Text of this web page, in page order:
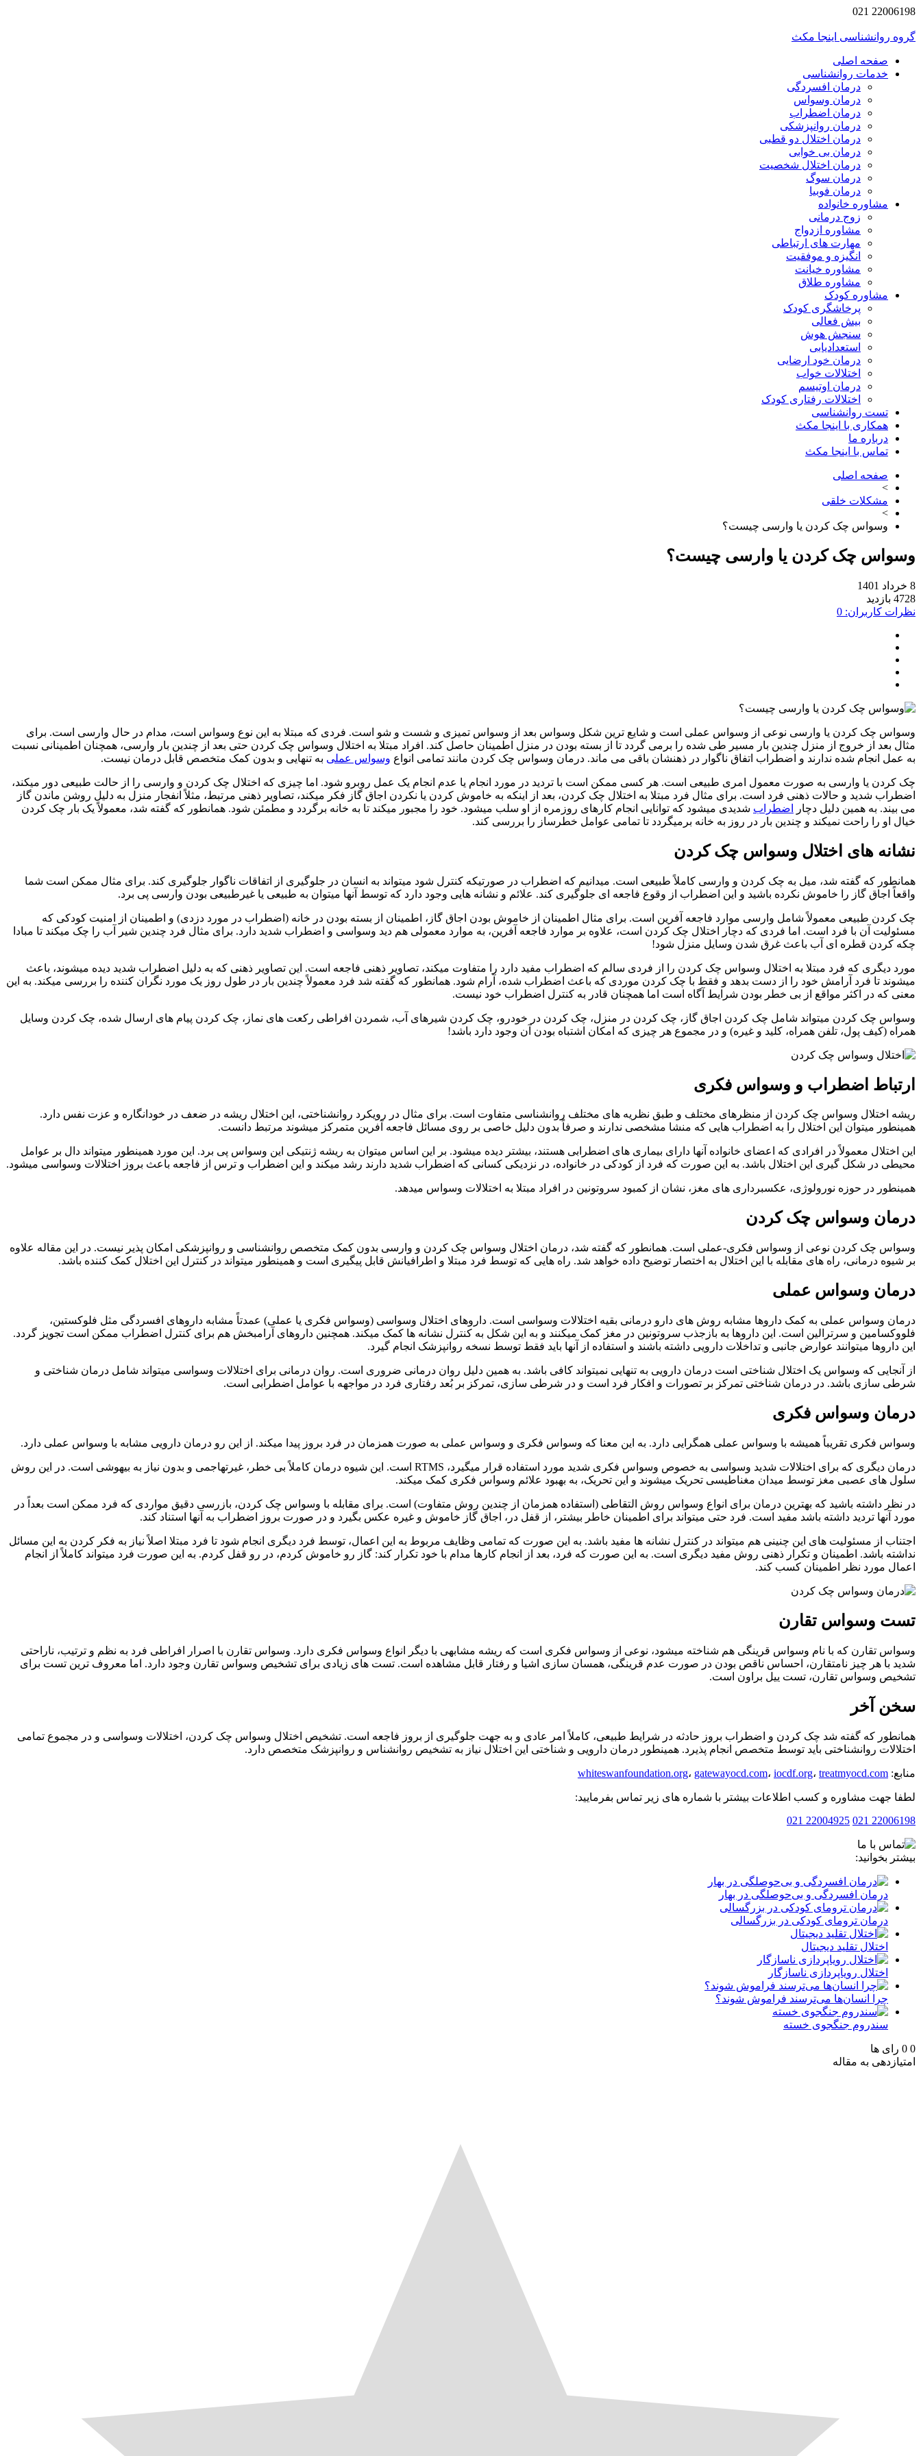
22006198 021
گروه روانشناسی اینجا مکث
صفحه اصلی
خدمات روانشناسی
درمان افسردگی
درمان وسواس
درمان اضطراب
درمان روانپزشکی
درمان اختلال دو قطبی
درمان بی خوابی
درمان اختلال شخصیت
درمان سوگ
درمان فوبیا
مشاوره خانواده
زوج درمانی
مشاوره ازدواج
مهارت های ارتباطی
انگیزه و موفقیت
مشاوره خیانت
مشاوره طلاق
مشاوره کودک
پرخاشگری کودک
بیش فعالی
سنجش هوش
استعدادیابی
درمان خود ارضایی
اختلالات خواب
درمان اوتیسم
اختلالات رفتاری کودک
تست روانشناسی
همکاری با اینجا مکث
درباره ما
تماس با اینجا مکث
صفحه اصلی
>
مشکلات خلقی
>
وسواس چک کردن یا وارسی چیست؟
وسواس چک کردن یا وارسی چیست؟
8 خرداد 1401
4728 بازدید
نظرات کاربران: 0
وسواس چک کردن یا وارسی نوعی از وسواس عملی است و شایع ترین شکل وسواس بعد از وسواس تمیزی و شست و شو است. فردی که مبتلا به این نوع وسواس است، مدام در حال وارسی است. برای
مثال بعد از خروج از منزل چندین بار مسیر طی شده را برمی گردد تا از بسته بودن در منزل اطمینان حاصل کند. افراد مبتلا به اختلال وسواس چک کردن حتی بعد از چندین بار وارسی، همچنان اطمینانی نسبت
به عمل انجام شده ندارند و اضطراب اتفاق ناگوار در ذهنشان باقی می ماند. درمان وسواس چک کردن مانند تمامی انواع وسواس عملی به تنهایی و بدون کمک متخصص قابل درمان نیست.
چک کردن یا وارسی به صورت معمول امری طبیعی است. هر کسی ممکن است با تردید در مورد انجام یا عدم انجام یک عمل روبرو شود. اما چیزی که اختلال چک کردن و وارسی را از حالت طبیعی دور میکند،
اضطراب شدید و حالات ذهنی فرد است. برای مثال فرد مبتلا به اختلال چک کردن، بعد از اینکه به خاموش کردن یا نکردن اجاق گاز فکر میکند، تصاویر ذهنی مرتبط، مثلاً انفجار منزل به دلیل روشن ماندن گاز
می بیند. به همین دلیل دچار
اضطراب شدیدی میشود که توانایی انجام کارهای روزمره از او سلب میشود. خود را مجبور میکند تا به خانه برگردد و مطمئن شود. همانطور که گفته شد، معمولاً یک بار چک کردن
خیال او را راحت نمیکند و چندین بار در روز به خانه برمیگردد تا تمامی عوامل خطرساز را بررسی کند.
نشانه های اختلال وسواس چک کردن
همانطور که گفته شد، میل به چک کردن و وارسی کاملاً طبیعی است. میدانیم که اضطراب در صورتیکه کنترل شود میتواند به انسان در جلوگیری از اتفاقات ناگوار جلوگیری کند. برای مثال ممکن است شما
واقعاً اجاق گاز را خاموش نکرده باشید و این اضطراب از وقوع فاجعه ای جلوگیری کند. علائم و نشانه هایی وجود دارد که توسط آنها میتوان به طبیعی یا غیرطبیعی بودن وارسی پی برد.
چک کردن طبیعی معمولاً شامل وارسی موارد فاجعه آفرین است. برای مثال اطمینان از خاموش بودن اجاق گاز، اطمینان از بسته بودن در خانه (اضطراب در مورد دزدی) و اطمینان از امنیت کودکی که
مسئولیت آن با فرد است. اما فردی که دچار اختلال چک کردن است، علاوه بر موارد فاجعه آفرین، به موارد معمولی هم دید وسواسی و اضطراب شدید دارد. برای مثال فرد چندین شیر آب را چک میکند تا مبادا
چکه کردن قطره ای آب باعث غرق شدن وسایل منزل شود!
مورد دیگری که فرد مبتلا به اختلال وسواس چک کردن را از فردی سالم که اضطراب مفید دارد را متفاوت میکند، تصاویر ذهنی فاجعه است. این تصاویر ذهنی که به دلیل اضطراب شدید دیده میشوند، باعث
میشوند تا فرد آرامش خود را از دست بدهد و فقط با چک کردن موردی که باعث اضطراب شده، آرام شود. همانطور که گفته شد فرد معمولاً چندین بار در طول روز یک مورد نگران کننده را بررسی میکند. به این
معنی که در اکثر مواقع از بی خطر بودن شرایط آگاه است اما همچنان قادر به کنترل اضطراب خود نیست.
وسواس چک کردن میتواند شامل چک کردن اجاق گاز، چک کردن در منزل، چک کردن در خودرو، چک کردن شیرهای آب، شمردن افراطی رکعت های نماز، چک کردن پیام های ارسال شده، چک کردن وسایل
همراه (کیف پول، تلفن همراه، کلید و غیره) و در مجموع هر چیزی که امکان اشتباه بودن آن وجود دارد باشد!
ارتباط اضطراب و وسواس فکری
ریشه اختلال وسواس چک کردن از منظرهای مختلف و طبق نظریه های مختلف روانشناسی متفاوت است. برای مثال در رویکرد روانشناختی، این اختلال ریشه در ضعف در خودانگاره و عزت نفس دارد.
همینطور میتوان این اختلال را به اضطراب هایی که منشا مشخصی ندارند و صرفاً بدون دلیل خاصی بر روی مسائل فاجعه آفرین متمرکز میشوند مرتبط دانست.
این اختلال معمولاً در افرادی که اعضای خانواده آنها دارای بیماری های اضطرابی هستند، بیشتر دیده میشود. بر این اساس میتوان به ریشه ژنتیکی این وسواس پی برد. این مورد همینطور میتواند دال بر عوامل
محیطی در شکل گیری این اختلال باشد. به این صورت که فرد از کودکی در خانواده، در نزدیکی کسانی که اضطراب شدید دارند رشد میکند و این اضطراب و ترس از فاجعه باعث بروز اختلالات وسواسی میشود.
همینطور در حوزه نورولوژی، عکسبرداری های مغز، نشان از کمبود سروتونین در افراد مبتلا به اختلالات وسواس میدهد.
درمان وسواس چک کردن
وسواس چک کردن نوعی از وسواس فکری-عملی است. همانطور که گفته شد، درمان اختلال وسواس چک کردن و وارسی بدون کمک متخصص روانشناسی و روانپزشکی امکان پذیر نیست. در این مقاله علاوه
بر شیوه درمانی، راه های مقابله با این اختلال به اختصار توضیح داده خواهد شد. راه هایی که توسط فرد مبتلا و اطرافیانش قابل پیگیری است و همینطور میتواند در کنترل این اختلال کمک کننده باشد.
درمان وسواس عملی
درمان وسواس عملی به کمک داروها مشابه روش های دارو درمانی بقیه اختلالات وسواسی است. داروهای اختلال وسواسی (وسواس فکری یا عملی) عمدتاً مشابه داروهای افسردگی مثل فلوکستین،
فلووکسامین و سرترالین است. این داروها به بازجذب سروتونین در مغز کمک میکنند و به این شکل به کنترل نشانه ها کمک میکند. همچنین داروهای آرامبخش هم برای کنترل اضطراب ممکن است تجویز گردد.
این داروها میتوانند عوارض جانبی و تداخلات دارویی داشته باشند و استفاده از آنها باید فقط توسط نسخه روانپزشک انجام گیرد.
از آنجایی که وسواس یک اختلال شناختی است درمان دارویی به تنهایی نمیتواند کافی باشد. به همین دلیل روان درمانی ضروری است. روان درمانی برای اختلالات وسواسی میتواند شامل درمان شناختی و
شرطی سازی باشد. در درمان شناختی تمرکز بر تصورات و افکار فرد است و در شرطی سازی، تمرکز بر بُعد رفتاری فرد در مواجهه با عوامل اضطرابی است.
درمان وسواس فکری
وسواس فکری تقریباً همیشه با وسواس عملی همگرایی دارد. به این معنا که وسواس فکری و وسواس عملی به صورت همزمان در فرد بروز پیدا میکند. از این رو درمان دارویی مشابه با وسواس عملی دارد.
درمان دیگری که برای اختلالات شدید وسواسی به خصوص وسواس فکری شدید مورد استفاده قرار میگیرد، RTMS است. این شیوه درمان کاملاً بی خطر، غیرتهاجمی و بدون نیاز به بیهوشی است. در این روش
سلول های عصبی مغز توسط میدان مغناطیسی تحریک میشوند و این تحریک، به بهبود علائم وسواس فکری کمک میکند.
در نظر داشته باشید که بهترین درمان برای انواع وسواس روش التقاطی (استفاده همزمان از چندین روش متفاوت) است. برای مقابله با وسواس چک کردن، بازرسی دقیق مواردی که فرد ممکن است بعداً در
مورد آنها تردید داشته باشد مفید است. فرد حتی میتواند برای اطمینان خاطر بیشتر، از قفل در، اجاق گاز خاموش و غیره عکس بگیرد و در صورت بروز اضطراب به آنها استناد کند.
اجتناب از مسئولیت های این چنینی هم میتواند در کنترل نشانه ها مفید باشد. به این صورت که تمامی وظایف مربوط به این اعمال، توسط فرد دیگری انجام شود تا فرد مبتلا اصلاً نیاز به فکر کردن به این مسائل
نداشته باشد. اطمینان و تکرار ذهنی روش مفید دیگری است. به این صورت که فرد، بعد از انجام کارها مدام با خود تکرار کند: گاز رو خاموش کردم، در رو قفل کردم. به این صورت فرد میتواند کاملاً از انجام
اعمال مورد نظر اطمینان کسب کند.
تست وسواس تقارن
وسواس تقارن که با نام وسواس قرینگی هم شناخته میشود، نوعی از وسواس فکری است که ریشه مشابهی با دیگر انواع وسواس فکری دارد. وسواس تقارن با اصرار افراطی فرد به نظم و ترتیب، ناراحتی
شدید با هر چیز نامتقارن، احساس ناقص بودن در صورت عدم قرینگی، همسان سازی اشیا و رفتار قابل مشاهده است. تست های زیادی برای تشخیص وسواس تقارن وجود دارد. اما معروف ترین تست برای
تشخیص وسواس تقارن، تست ییل براون است.
سخن آخر
همانطور که گفته شد چک کردن و اضطراب بروز حادثه در شرایط طبیعی، کاملاً امر عادی و به جهت جلوگیری از بروز فاجعه است. تشخیص اختلال وسواس چک کردن، اختلالات وسواسی و در مجموع تمامی
اختلالات روانشناختی باید توسط متخصص انجام پذیرد. همینطور درمان دارویی و شناختی این اختلال نیاز به تشخیص روانشناس و روانپزشک متخصص دارد.
منابع: whiteswanfoundation.org، gatewayocd.com، iocdf.org، treatmyocd.com
لطفا جهت مشاوره و کسب اطلاعات بیشتر با شماره های زیر تماس بفرمایید:
22006198 021
22004925 021
بیشتر بخوانید:
درمان افسردگی و بی‌حوصلگی در بهار
درمان ترومای کودکی در بزرگسالی
اختلال تقلید دیجیتال
اختلال رویاپردازی ناسازگار
چرا انسان‌ها می‌ترسند فراموش شوند؟
سندروم جنگجوی خسته
0
0 رای ها
امتیازدهی به مقاله